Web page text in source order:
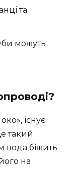
та
можуть
існує
такий
вода біжить
на